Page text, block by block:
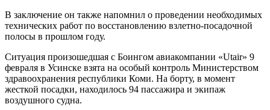
В заключение он также напомнил о проведении необходимых
технических работ по восстановлению взлетно-посадочной
полосы в прошлом году.
Ситуация произошедшая с Боингом авиакомпании «Utair» 9
февраля в Усинске взята на особый контроль Министерством
здравоохранения республики Коми. На борту, в момент
жесткой посадки, находилось 94 пассажира и экипаж
воздушного судна.